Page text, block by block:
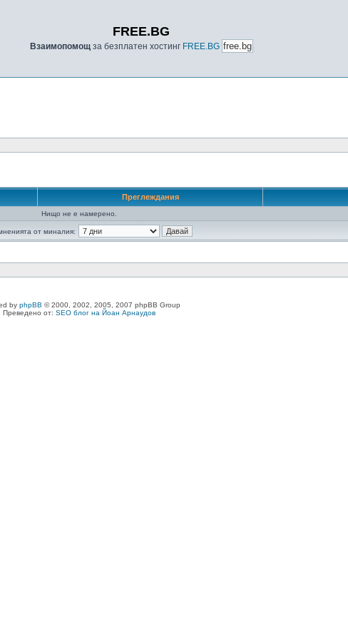
FREE.BG
Взаимопомощза безплатен хостинг FREE.BG
Преглеждания
Нищо не е намерено.
от миналия:
by phpBB © 2000, 2002, 2005, 2007 phpBB Group
Преведено от: SEO блог на Йоан Арнаудов